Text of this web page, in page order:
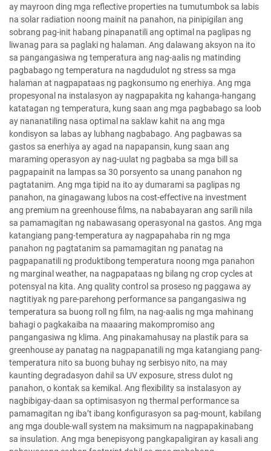
ay mayroon ding mga reflective properties na tumutumbok sa labis
na solar radiation noong mainit na panahon, na pinipigilan ang
sobrang pag-init habang pinapanatili ang optimal na paglipas ng
liwanag para sa paglaki ng halaman. Ang dalawang aksyon na ito
sa pangangasiwa ng temperatura ang nag-aalis ng matinding
pagbabago ng temperatura na nagdudulot ng stress sa mga
halaman at nagpapataas ng pagkonsumo ng enerhiya. Ang mga
propesyonal na instalasyon ay nagpapakita ng kahanga-hangang
katatagan ng temperatura, kung saan ang mga pagbabago sa loob
ay nananatiling nasa optimal na saklaw kahit na ang mga
kondisyon sa labas ay lubhang nagbabago. Ang pagbawas sa
gastos sa enerhiya ay agad na napapansin, kung saan ang
maraming operasyon ay nag-uulat ng pagbaba sa mga bill sa
pagpapainit na lampas sa 30 porsyento sa unang panahon ng
pagtatanim. Ang mga tipid na ito ay dumarami sa paglipas ng
panahon, na ginagawang lubos na cost-effective na investment
ang premium na greenhouse films, na nababayaran ang sarili nila
sa pamamagitan ng nabawasang operasyonal na gastos. Ang mga
katangiang pang-temperatura ay nagpapahaba rin ng mga
panahon ng pagtatanim sa pamamagitan ng panatag na
pagpapanatili ng produktibong temperatura noong mga panahon
ng marginal weather, na nagpapataas ng bilang ng crop cycles at
potensyal na kita. Ang quality control sa proseso ng paggawa ay
nagtitiyak ng pare-parehong performance sa pangangasiwa ng
temperatura sa buong roll ng film, na nag-aalis ng mga mahinang
bahagi o pagkakaiba na maaaring makompromiso ang
pangangasiwa ng klima. Ang pinakamahusay na plastik para sa
greenhouse ay panatag na nagpapanatili ng mga katangiang pang-
temperatura nito sa buong buhay ng serbisyo nito, na may
kaunting degradasyon dahil sa UV exposure, stress dulot ng
panahon, o kontak sa kemikal. Ang flexibility sa instalasyon ay
nagbibigay-daan sa optimisasyon ng thermal performance sa
pamamagitan ng iba’t ibang konfigurasyon sa pag-mount, kabilang
ang mga double-wall system na maksimum na nagpapakinabang
sa insulation. Ang mga benepisyong pangkapaligiran ay kasali ang